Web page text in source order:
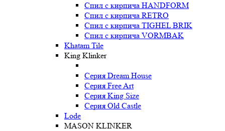
Спил с кирпича HANDFORM
Спил с кирпича RETRO
Спил с кирпича TIGHEL BRIK
Спил с кирпича VORMBAK
Khatam Tile
King Klinker
Серия Dream House
Серия Free Art
Серия King Size
Серия Old Castle
Lode
MASON KLINKER